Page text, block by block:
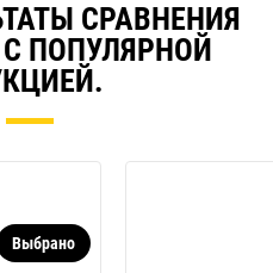
СРАВНЕНИЯ
С ПОПУЛЯРНОЙ
Выбрано